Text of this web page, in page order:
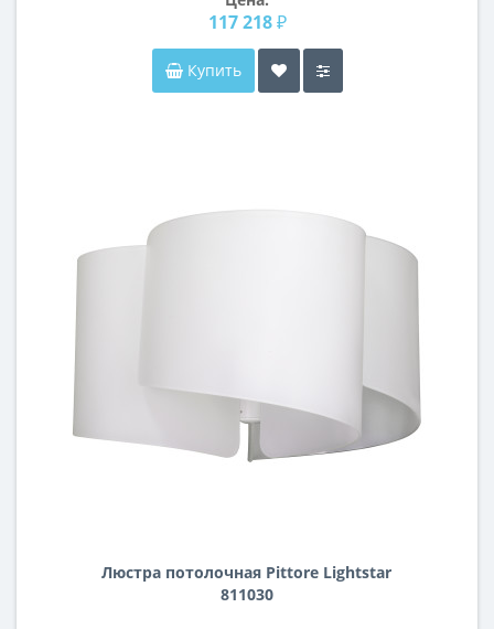
117 218 ₽
Купить
Люстра потолочная Pittore Lightstar
811030